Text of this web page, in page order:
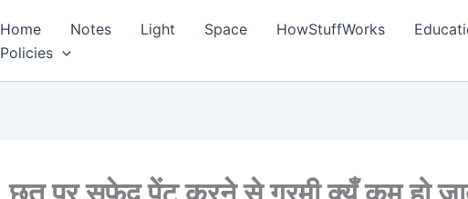
Home Notes Light Space HowStuffWorks
Policies